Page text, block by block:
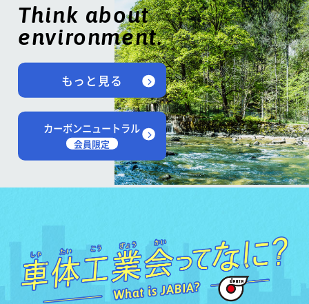
Think about
environment.
もっと見る
カーボンニュートラル
会員限定